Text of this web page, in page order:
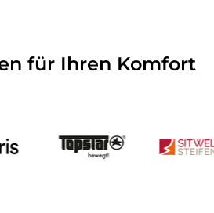
für Ihren Komfort